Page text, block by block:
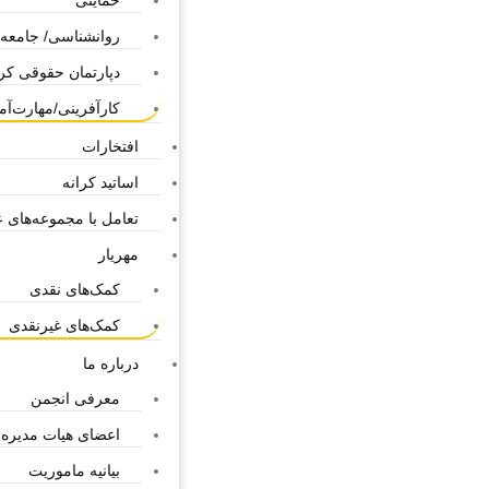
روانشناسی/
دپارتمان حقوقی
کارآفرینی/
افتخارات
اساتید کرانه
تعامل با مجموعه‌های
مهریار
کمک‌های نقدی
کمک‌های غیرنقدی
درباره ما
معرفی انجمن
اعضای هیات مدیره
بیانیه ماموریت